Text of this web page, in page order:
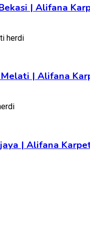
| Alifana
| Alifana
| Alifana